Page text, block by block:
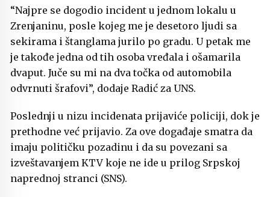
“Najpre se dogodio incident u jednom lokalu u
Zrenjaninu, posle kojeg me je desetoro ljudi sa
sekirama i štanglama jurilo po gradu. U petak me
je takođe jedna od tih osoba vređala i ošamarila
dvaput. Juče su mi na dva točka od automobila
odvrnuti šrafovi”, dodaje Radić za UNS.
Poslednji u nizu incidenata prijaviće policiji, dok je
prethodne već prijavio. Za ove događaje smatra da
imaju političku pozadinu i da su povezani sa
izveštavanjem KTV koje ne ide u prilog Srpskoj
naprednoj stranci (SNS).